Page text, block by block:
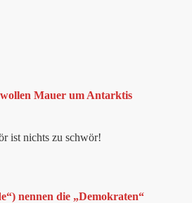
Mauer um Antarktis
ist nichts zu schwör!
nennen die „Demokraten“